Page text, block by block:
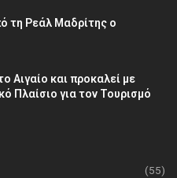
τη Ρεάλ Μαδρίτης ο
Αιγαίο και προκαλεί με
Πλαίσιο για τον Τουρισμό
(55)